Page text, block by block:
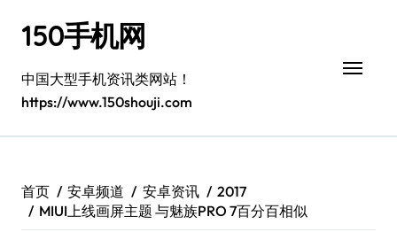
150手机网
中国大型手机资讯类网站！
https://www.150shouji.com
首页 安卓频道 安卓资讯
2017
MIUI上线画屏主题 与魅族PRO 7百分百相似